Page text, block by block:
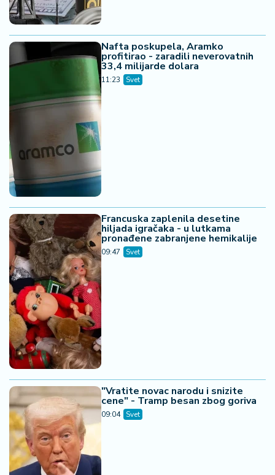
Nafta poskupela, Aramko
profitirao - zaradili neverovatnih
33,4 milijarde dolara
11:23 Svet
Francuska zaplenila desetine
hiljada igračaka - u lutkama
pronađene zabranjene hemikalije
09:47 Svet
"Vratite novac narodu i snizite
cene" - Tramp besan zbog goriva
09:04 Svet